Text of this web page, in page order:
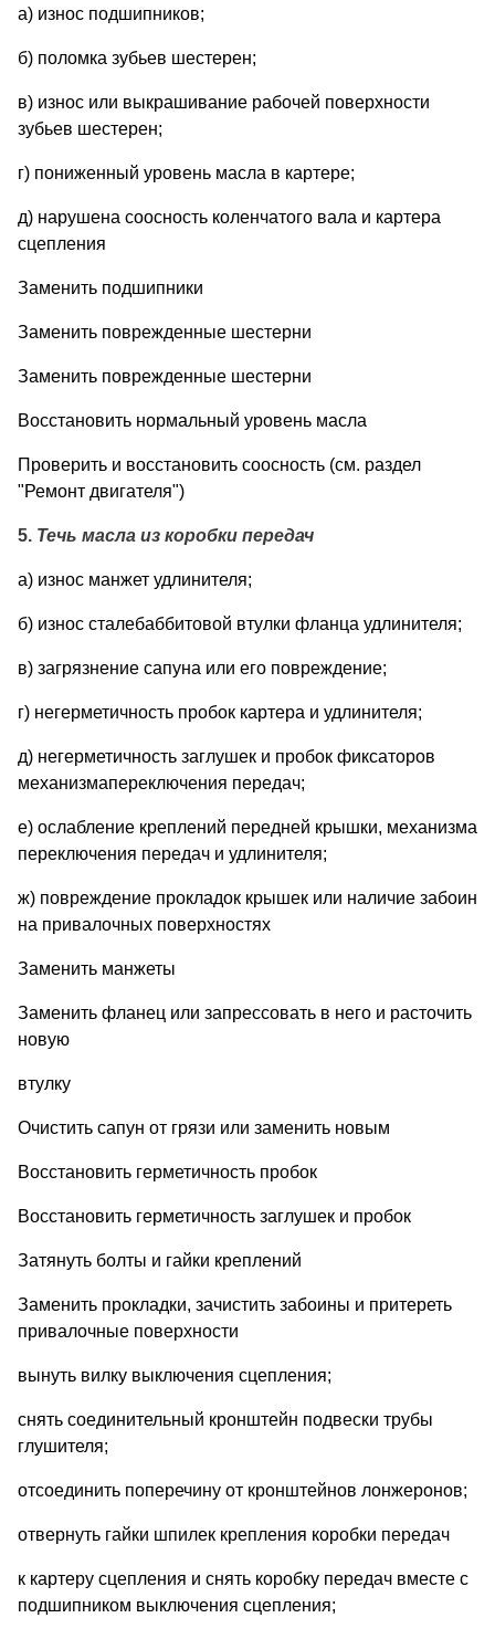
а) износ подшипников;
б) поломка зубьев шестерен;
в) износ или выкрашивание рабочей поверхности
зубьев шестерен;
г) пониженный уровень масла в картере;
д) нарушена соосность коленчатого вала и картера
сцепления
Заменить подшипники
Заменить поврежденные шестерни
Заменить поврежденные шестерни
Восстановить нормальный уровень масла
Проверить и восстановить соосность (см. раздел
"Ремонт двигателя")
5. Течь масла из коробки передач
а) износ манжет удлинителя;
б) износ сталебаббитовой втулки фланца удлинителя;
в) загрязнение сапуна или его повреждение;
г) негерметичность пробок картера и удлинителя;
д) негерметичность заглушек и пробок фиксаторов
механизмапереключения передач;
е) ослабление креплений передней крышки, механизма
переключения передач и удлинителя;
ж) повреждение прокладок крышек или наличие забоин
на привалочных поверхностях
Заменить манжеты
Заменить фланец или запрессовать в него и расточить
новую
втулку
Очистить сапун от грязи или заменить новым
Восстановить герметичность пробок
Восстановить герметичность заглушек и пробок
Затянуть болты и гайки креплений
Заменить прокладки, зачистить забоины и притереть
привалочные поверхности
вынуть вилку выключения сцепления;
снять соединительный кронштейн подвески трубы
глушителя;
отсоединить поперечину от кронштейнов лонжеронов;
отвернуть гайки шпилек крепления коробки передач
к картеру сцепления и снять коробку передач вместе с
подшипником выключения сцепления;